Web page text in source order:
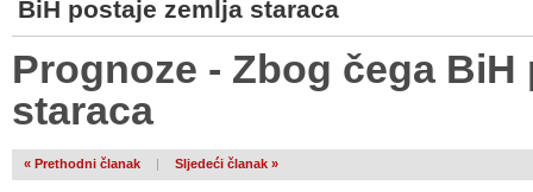
BiH postaje zemlja staraca
Prognoze - Zbog čega BiH
staraca
« Prethodni članak | Sljedeći članak »